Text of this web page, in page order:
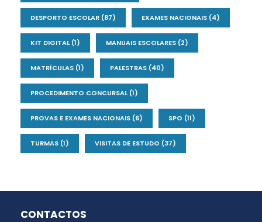
DESPORTO ESCOLAR (87) EXAMES NACIONAIS (4)
KIT DIGITAL(1) MANUAIS ESCOLARES (2)
MATRÍCULAS (1) PALESTRAS (40)
PROCEDIMENTO CONCURSAL(1)
PROVAS E EXAMES NACIONAIS (6) SPO (11)
TURMAS (1) VISITAS DE ESTUDO (37)
CONTACTOS